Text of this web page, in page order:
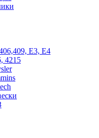
Е3, Е4
4215